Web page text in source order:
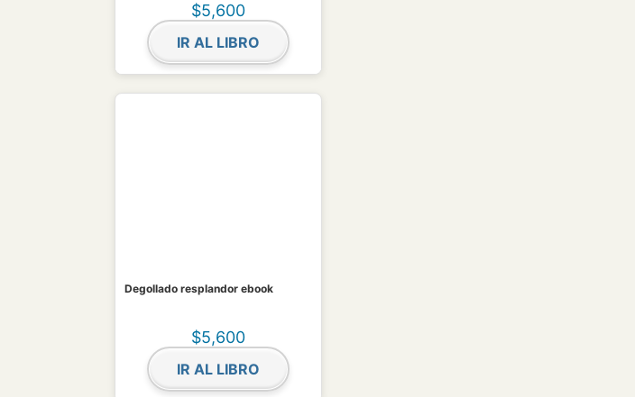
$5,600
IR AL LIBRO
Degollado resplandor ebook
$5,600
IR AL LIBRO